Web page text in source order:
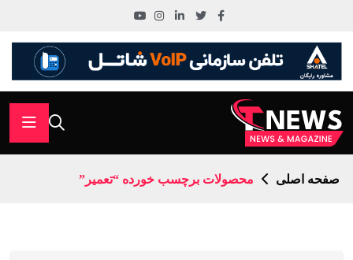
صفحه اصلی محصولات برچسب خورده “تعمیر”